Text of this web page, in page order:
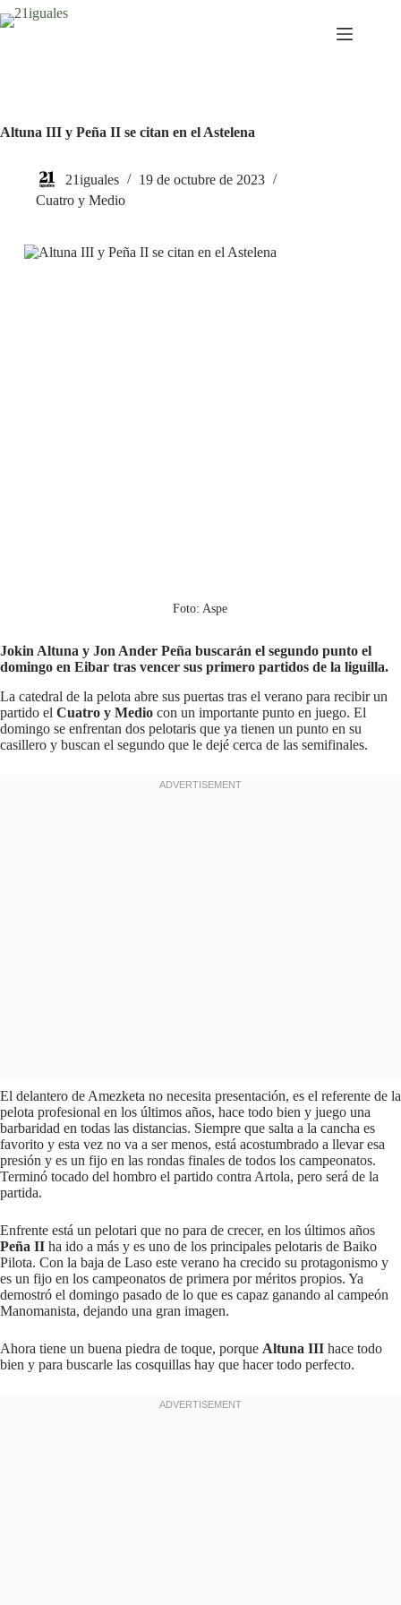
Saltar
al
Altuna III y Peña II se citan en el Astelena
21iguales
19 de octubre de 2023
Cuatro y Medio
Foto: Aspe
Jokin Altuna y Jon Ander Peña buscarán el segundo punto el
domingo en Eibar tras vencer sus primero partidos de la liguilla.
La catedral de la pelota abre sus puertas tras el verano para recibir un
partido el Cuatro y Medio con un importante punto en juego. El
domingo se enfrentan dos pelotaris que ya tienen un punto en su
casillero y buscan el segundo que le dejé cerca de las semifinales.
El delantero de Amezketa no necesita presentación, es el referente de la
pelota profesional en los últimos años, hace todo bien y juego una
barbaridad en todas las distancias. Siempre que salta a la cancha es
favorito y esta vez no va a ser menos, está acostumbrado a llevar esa
presión y es un fijo en las rondas finales de todos los campeonatos.
Terminó tocado del hombro el partido contra Artola, pero será de la
partida.
Enfrente está un pelotari que no para de crecer, en los últimos años
Peña II ha ido a más y es uno de los principales pelotaris de Baiko
Pilota. Con la baja de Laso este verano ha crecido su protagonismo y
es un fijo en los campeonatos de primera por méritos propios. Ya
demostró el domingo pasado de lo que es capaz ganando al campeón
Manomanista, dejando una gran imagen.
Ahora tiene un buena piedra de toque, porque Altuna III hace todo
bien y para buscarle las cosquillas hay que hacer todo perfecto.